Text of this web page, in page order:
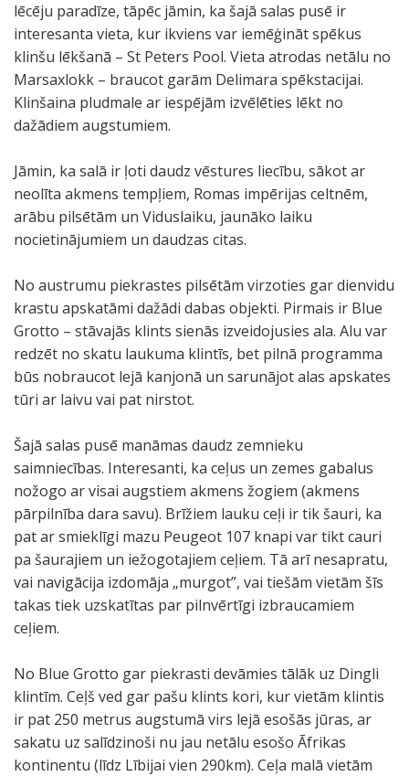
lēcēju paradīze, tāpēc jāmin, ka šajā salas pusē ir
interesanta vieta, kur ikviens var iemēģināt spēkus
klinšu lēkšanā – St Peters Pool. Vieta atrodas netālu no
Marsaxlokk – braucot garām Delimara spēkstacijai.
Klinšaina pludmale ar iespējām izvēlēties lēkt no
dažādiem augstumiem.
Jāmin, ka salā ir ļoti daudz vēstures liecību, sākot ar
neolīta akmens tempļiem, Romas impērijas celtnēm,
arābu pilsētām un Viduslaiku, jaunāko laiku
nocietinājumiem un daudzas citas.
No austrumu piekrastes pilsētām virzoties gar dienvidu
krastu apskatāmi dažādi dabas objekti. Pirmais ir Blue
Grotto – stāvajās klints sienās izveidojusies ala. Alu var
redzēt no skatu laukuma klintīs, bet pilnā programma
būs nobraucot lejā kanjonā un sarunājot alas apskates
tūri ar laivu vai pat nirstot.
Šajā salas pusē manāmas daudz zemnieku
saimniecības. Interesanti, ka ceļus un zemes gabalus
nožogo ar visai augstiem akmens žogiem (akmens
pārpilnība dara savu). Brīžiem lauku ceļi ir tik šauri, ka
pat ar smieklīgi mazu Peugeot 107 knapi var tikt cauri
pa šaurajiem un iežogotajiem ceļiem. Tā arī nesapratu,
vai navigācija izdomāja „murgot”, vai tiešām vietām šīs
takas tiek uzskatītas par pilnvērtīgi izbraucamiem
ceļiem.
No Blue Grotto gar piekrasti devāmies tālāk uz Dingli
klintīm. Ceļš ved gar pašu klints kori, kur vietām klintis
ir pat 250 metrus augstumā virs lejā esošās jūras, ar
sakatu uz salīdzinoši nu jau netālu esošo Āfrikas
kontinentu (līdz Lībijai vien 290km). Ceļa malā vietām